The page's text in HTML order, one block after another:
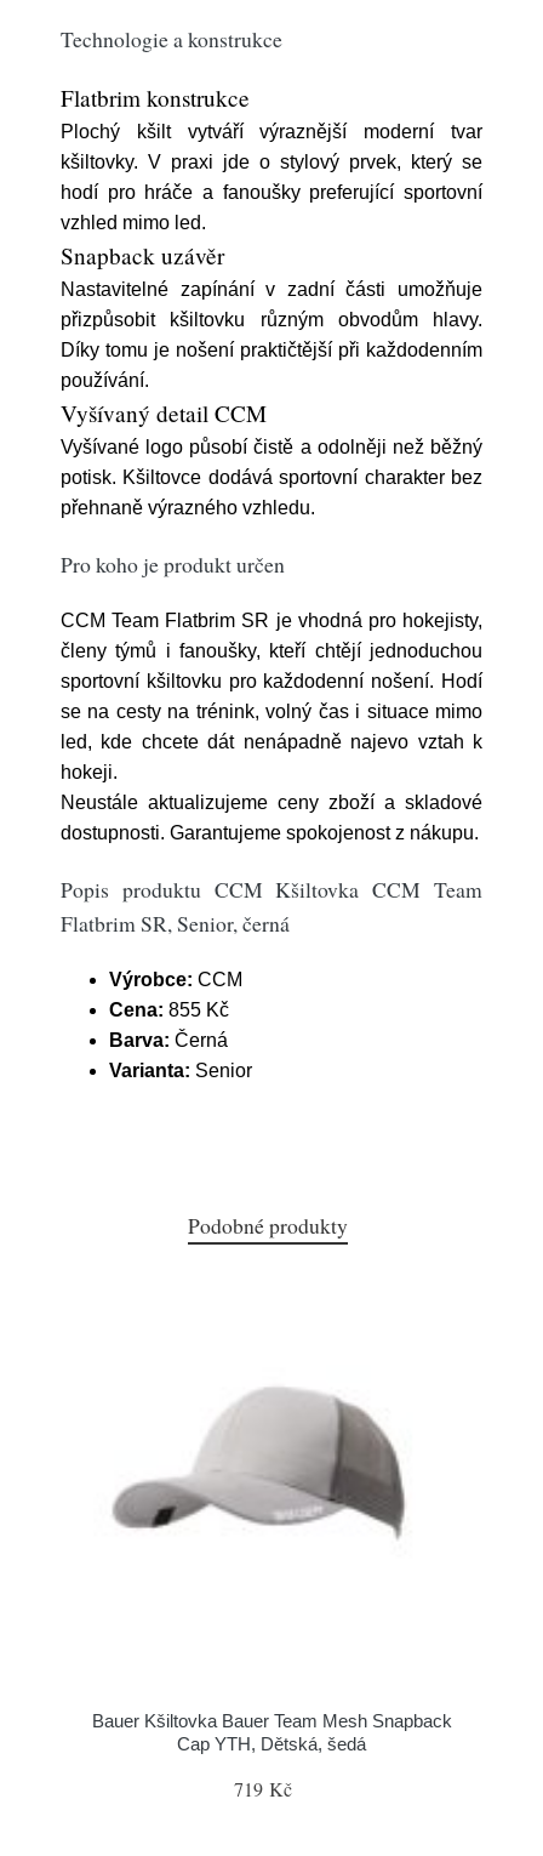
Technologie a konstrukce
Flatbrim konstrukce
Plochý kšilt vytváří výraznější moderní tvar
kšiltovky. V praxi jde o stylový prvek, který se
hodí pro hráče a fanoušky preferující sportovní
vzhled mimo led.
Snapback uzávěr
Nastavitelné zapínání v zadní části umožňuje
přizpůsobit kšiltovku různým obvodům hlavy.
Díky tomu je nošení praktičtější při každodenním
používání.
Vyšívaný detail CCM
Vyšívané logo působí čistě a odolněji než běžný
potisk. Kšiltovce dodává sportovní charakter bez
přehnaně výrazného vzhledu.
Pro koho je produkt určen
CCM Team Flatbrim SR je vhodná pro hokejisty,
členy týmů i fanoušky, kteří chtějí jednoduchou
sportovní kšiltovku pro každodenní nošení. Hodí
se na cesty na trénink, volný čas i situace mimo
led, kde chcete dát nenápadně najevo vztah k
hokeji.
Neustále aktualizujeme ceny zboží a skladové
dostupnosti. Garantujeme spokojenost z nákupu.
Popis produktu CCM Kšiltovka CCM Team
Flatbrim SR, Senior, černá
Výrobce: CCM
Cena: 855 Kč
Barva: Černá
Varianta: Senior
Podobné produkty
Bauer Kšiltovka Bauer Team Mesh Snapback
Cap YTH, Dětská, šedá
719 Kč